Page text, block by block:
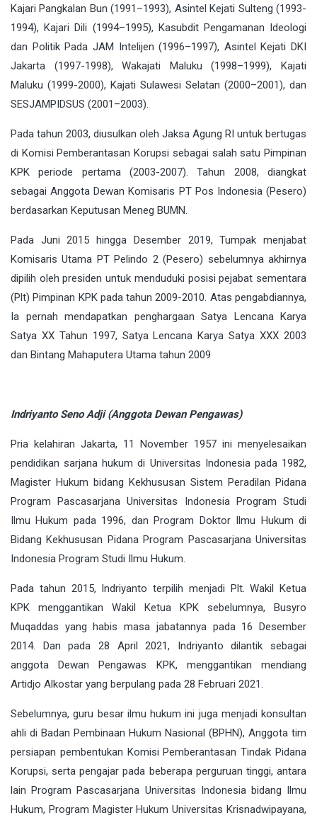
Kajari Pangkalan Bun (1991–1993), Asintel Kejati Sulteng (1993-
1994), Kajari Dili (1994–1995), Kasubdit Pengamanan Ideologi
dan Politik Pada JAM Intelijen (1996–1997), Asintel Kejati DKI
Jakarta (1997-1998), Wakajati Maluku (1998–1999), Kajati
Maluku (1999-2000), Kajati Sulawesi Selatan (2000–2001), dan
SESJAMPIDSUS (2001–2003).
Pada tahun 2003, diusulkan oleh Jaksa Agung RI untuk bertugas
di Komisi Pemberantasan Korupsi sebagai salah satu Pimpinan
KPK periode pertama (2003-2007). Tahun 2008, diangkat
sebagai Anggota Dewan Komisaris PT Pos Indonesia (Pesero)
berdasarkan Keputusan Meneg BUMN.
Pada Juni 2015 hingga Desember 2019, Tumpak menjabat
Komisaris Utama PT Pelindo 2 (Pesero) sebelumnya akhirnya
dipilih oleh presiden untuk menduduki posisi pejabat sementara
(Plt) Pimpinan KPK pada tahun 2009-2010. Atas pengabdiannya,
Ia pernah mendapatkan penghargaan Satya Lencana Karya
Satya XX Tahun 1997, Satya Lencana Karya Satya XXX 2003
dan Bintang Mahaputera Utama tahun 2009
Indriyanto Seno Adji (Anggota Dewan Pengawas)
Pria kelahiran Jakarta, 11 November 1957 ini menyelesaikan
pendidikan sarjana hukum di Universitas Indonesia pada 1982,
Magister Hukum bidang Kekhususan Sistem Peradilan Pidana
Program Pascasarjana Universitas Indonesia Program Studi
Ilmu Hukum pada 1996, dan Program Doktor Ilmu Hukum di
Bidang Kekhususan Pidana Program Pascasarjana Universitas
Indonesia Program Studi Ilmu Hukum.
Pada tahun 2015, Indriyanto terpilih menjadi Plt. Wakil Ketua
KPK menggantikan Wakil Ketua KPK sebelumnya, Busyro
Muqaddas yang habis masa jabatannya pada 16 Desember
2014. Dan pada 28 April 2021, Indriyanto dilantik sebagai
anggota Dewan Pengawas KPK, menggantikan mendiang
Artidjo Alkostar yang berpulang pada 28 Februari 2021.
Sebelumnya, guru besar ilmu hukum ini juga menjadi konsultan
ahli di Badan Pembinaan Hukum Nasional (BPHN), Anggota tim
persiapan pembentukan Komisi Pemberantasan Tindak Pidana
Korupsi, serta pengajar pada beberapa perguruan tinggi, antara
lain Program Pascasarjana Universitas Indonesia bidang Ilmu
Hukum, Program Magister Hukum Universitas Krisnadwipayana,